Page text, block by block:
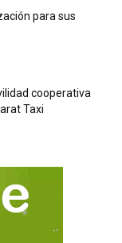
para sus
cooperativa
Taxi